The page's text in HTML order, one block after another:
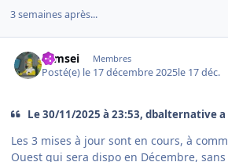
3 semaines après...
symsei Membres
Posté(e) le 17 décembre 2025le 17 déc.
Le 30/11/2025 à 23:53, dbalternative a
Les 3 mises à jour sont en cours, à
Ouest qui sera dispo en Décembre,